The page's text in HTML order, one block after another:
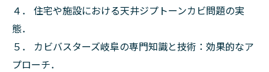
４． 住宅や施設における天井ジプトーンカビ問題の実
態．
５． カビバスターズ岐阜の専門知識と技術：効果的なア
プローチ．